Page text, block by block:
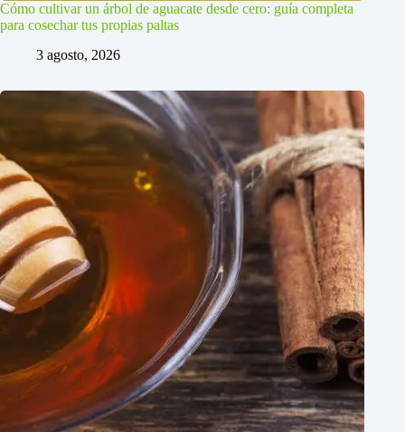
Cómo cultivar un árbol de aguacate desde cero: guía completa
para cosechar tus propias paltas
3 agosto, 2026